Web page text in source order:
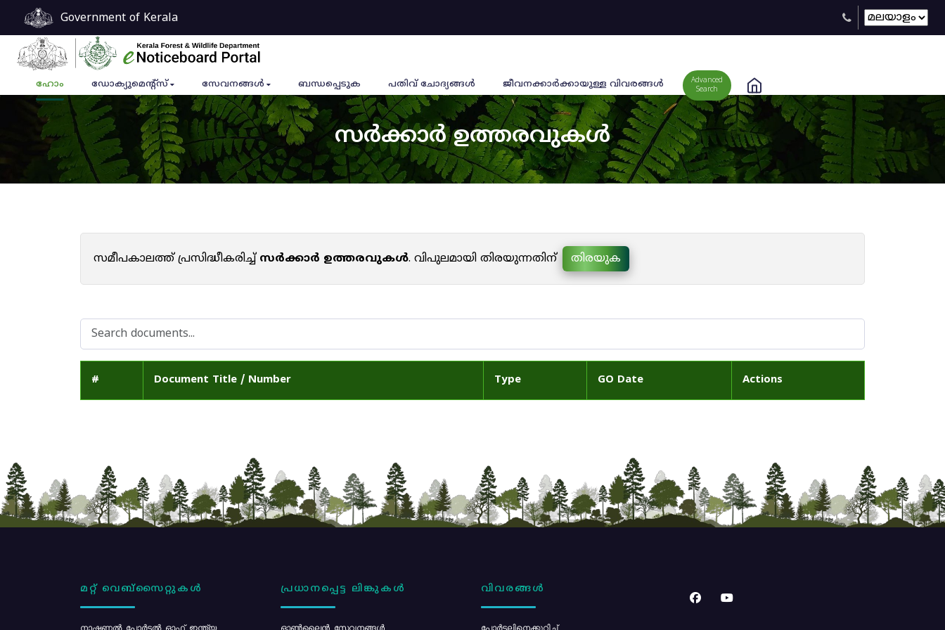
Government of Kerala
ഹോം ഡോക്യുമെൻ്റ്സ് സേവനങ്ങൾ ബന്ധപ്പെടുക പതിവ് ചോദ്യങ്ങൾ ജീവനക്കാര്‍ക്കായുള്ള വിവരങ്ങള്‍
Advanced
Search
സർക്കാർ ഉത്തരവുകൾ
സമീപകാലത്ത് പ്രസിദ്ധീകരിച്ച്സർക്കാർ ഉത്തരവുകൾ. വിപുലമായി തിരയുന്നതിന് തിരയുക
# Document Title / Number Type GO Date Actions
മറ്റ് വെബ്സൈറ്റുകൾ
നാഷണൽ പോർട്ടൽ ഓഫ് ഇന്ത്യ
പ്രധാനപ്പെട്ട ലിങ്കുകൾ
ഓൺലൈൻ സേവനങ്ങൾ
വിവരങ്ങൾ
പോര്‍ട്ടലിനെക്കുറിച്ച്